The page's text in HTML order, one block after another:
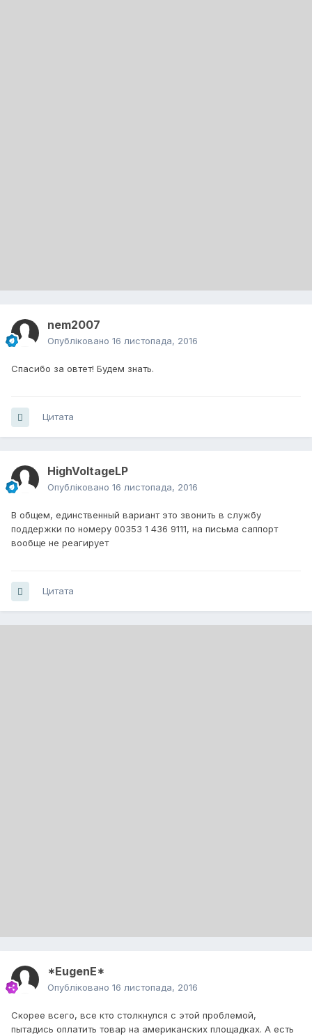
nem2007
Опубліковано 16 листопада, 2016
Спасибо за овтет! Будем знать.
Цитата
HighVoltageLP
Опубліковано 16 листопада, 2016
В общем, единственный вариант это звонить в службу
поддержки по номеру 00353 1 436 9111, на письма саппорт
вообще не реагирует
Цитата
*EugenE*
Опубліковано 16 листопада, 2016
Скорее всего, все кто столкнулся с этой проблемой,
пытадись оплатить товар на американских площадках. А есть